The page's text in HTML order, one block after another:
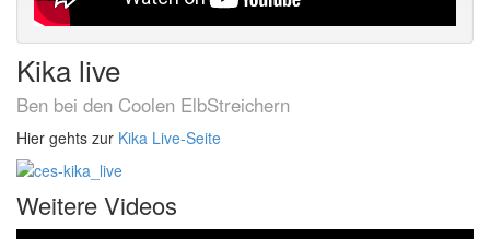
Kika live
Ben bei den Coolen ElbStreichern
Hier gehts zur Kika Live-Seite
Weitere Videos